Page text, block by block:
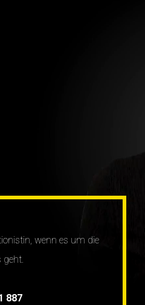
wenn es um die
geht.
887